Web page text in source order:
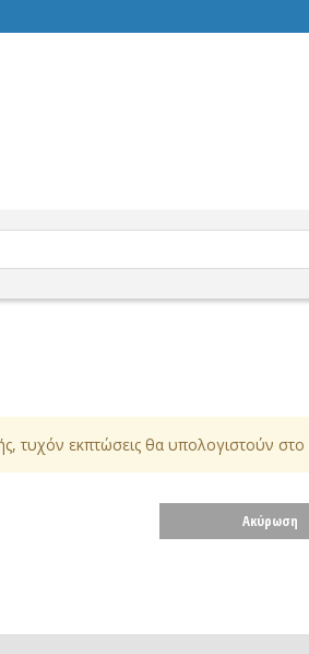
τυχόν εκπτώσεις θα υπολογιστούν
Ακύρωση